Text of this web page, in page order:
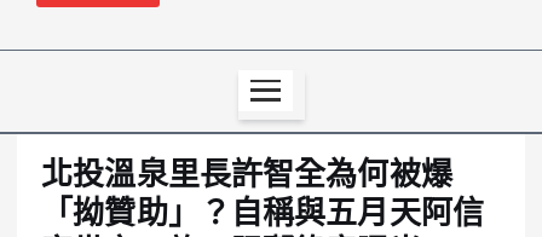
北投溫泉里長許智全為何被爆
「拗贊助」？自稱與五月天阿信